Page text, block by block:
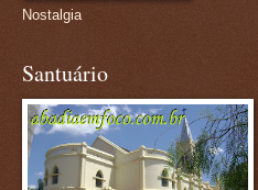
Nostalgia
Santuário